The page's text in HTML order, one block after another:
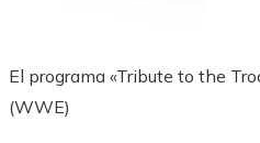
El programa «Tribute to the
(WWE)